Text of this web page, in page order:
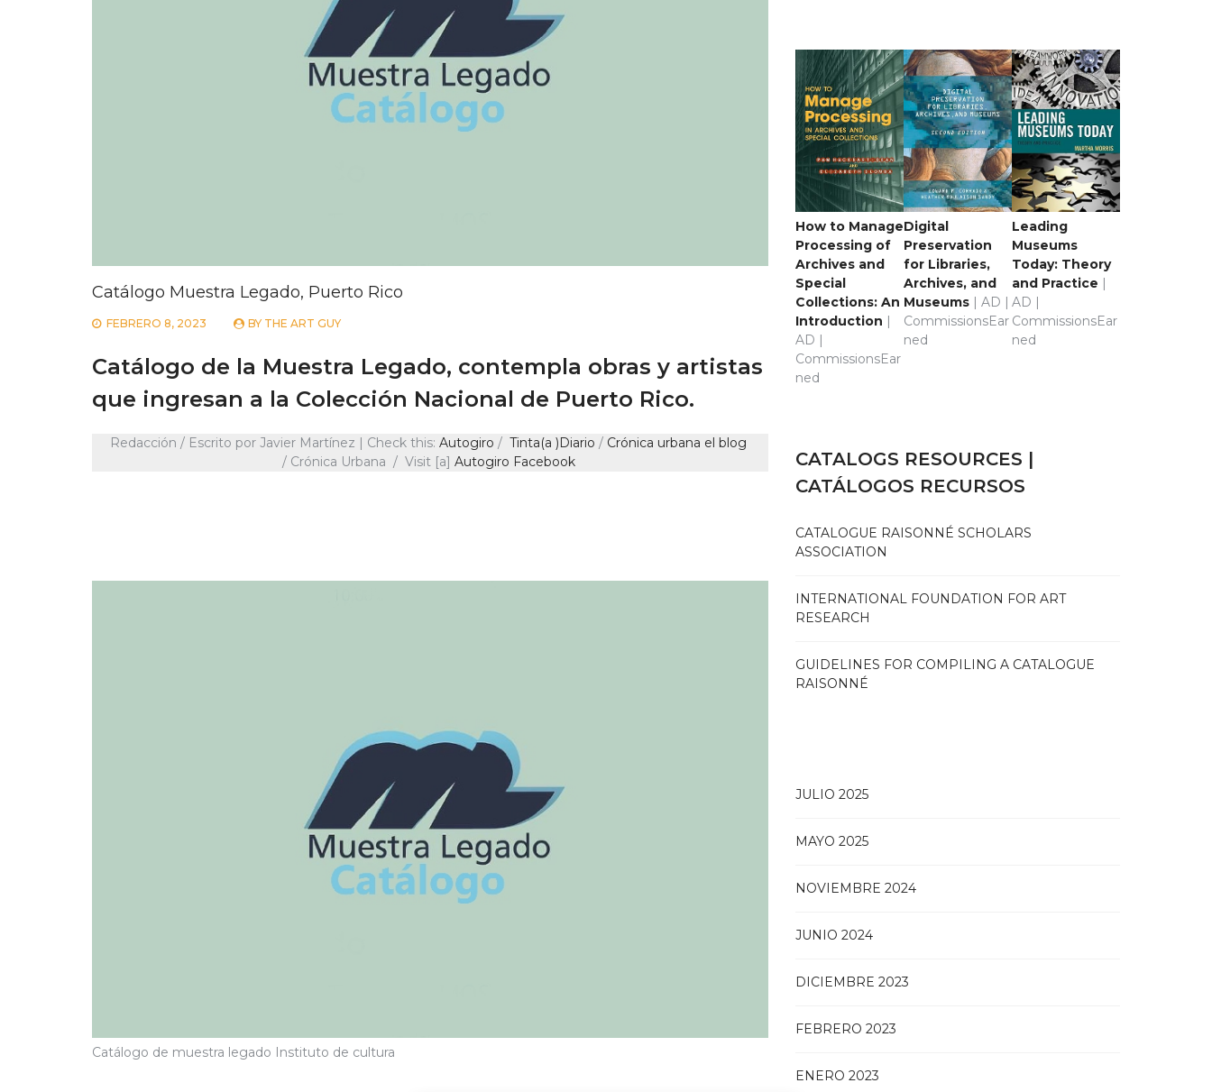
Catálogo Muestra Legado, Puerto Rico
FEBRERO 8, 2023 BY THE ART GUY
Catálogo de la Muestra Legado, contempla obras y artistas
que ingresan a la Colección Nacional de Puerto Rico.
Redacción / Escrito por Javier Martínez | Check this:Autogiro/Tinta(a )Diario / Crónica urbana el blog
/ Crónica Urbana / Visit [a] Autogiro Facebook
Catálogo de muestra legado Instituto de cultura
How to Manage
Processing of
Archives and
Special
Collections: An
Introduction |
AD |
CommissionsEar
ned
Digital
Preservation
for Libraries,
Archives, and
Museums | AD |
CommissionsEar
ned
Leading
Museums
Today: Theory
and Practice
AD |
CommissionsEar
ned
CATALOGS RESOURCES |
CATÁLOGOS RECURSOS
CATALOGUE RAISONNÉ SCHOLARS
ASSOCIATION
INTERNATIONAL FOUNDATION FOR ART
RESEARCH
GUIDELINES FOR COMPILING A CATALOGUE
RAISONNÉ
JULIO 2025
MAYO 2025
NOVIEMBRE 2024
JUNIO 2024
DICIEMBRE 2023
FEBRERO 2023
ENERO 2023